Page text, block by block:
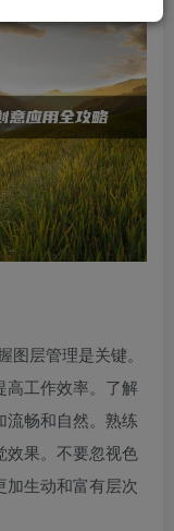
层管理是关键。
高工作效率。了解
流畅和自然。熟练
效果。不要忽视色
加生动和富有层次